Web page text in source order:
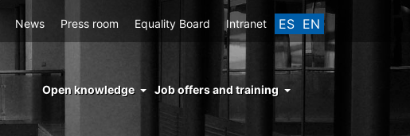
ES EN
News Press room Equality Board Intranet
menu
cchs
Open knowledge Job offers and training